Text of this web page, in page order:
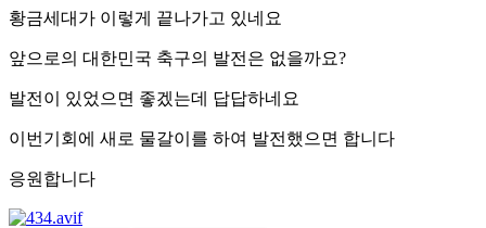
황금세대가 이렇게 끝나가고 있네요
앞으로의 대한민국 축구의 발전은 없을까요?
발전이 있었으면 좋겠는데 답답하네요
이번기회에 새로 물갈이를 하여 발전했으면 합니다
응원합니다